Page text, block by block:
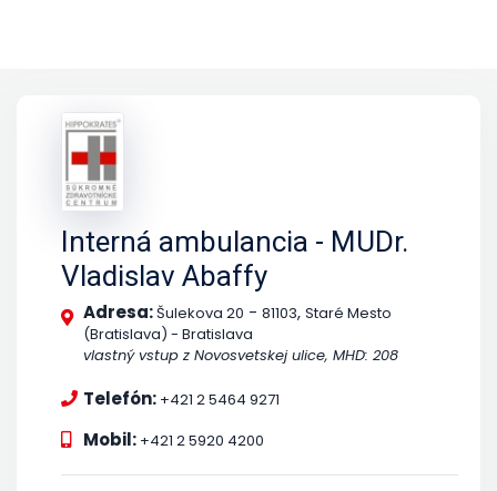
Interná ambulancia - MUDr.
Vladislav Abaffy
Adresa:Šulekova 20 - 81103, Staré Mesto
(Bratislava) - Bratislava
vlastný vstup z Novosvetskej ulice, MHD: 208
Telefón: +421 2 5464 9271
Mobil: +421 2 5920 4200